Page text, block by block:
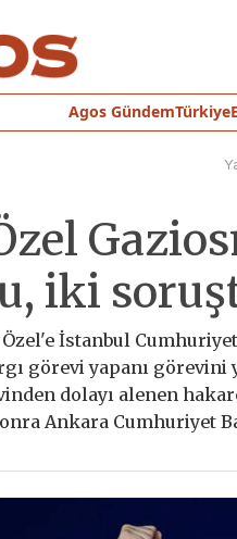
Agos GündemTürkiye
iki
İstanbul
görevi yapanı görevini
dolayı alenen
Ankara Cumhuriyet